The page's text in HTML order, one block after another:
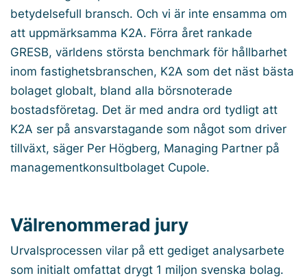
betydelsefull bransch. Och vi är inte ensamma om
att uppmärksamma K2A. Förra året rankade
GRESB, världens största benchmark för hållbarhet
inom fastighetsbranschen, K2A som det näst bästa
bolaget globalt, bland alla börsnoterade
bostadsföretag. Det är med andra ord tydligt att
K2A ser på ansvarstagande som något som driver
tillväxt, säger Per Högberg, Managing Partner på
managementkonsultbolaget Cupole.
Välrenommerad jury
Urvalsprocessen vilar på ett gediget analysarbete
som initialt omfattat drygt 1 miljon svenska bolag.